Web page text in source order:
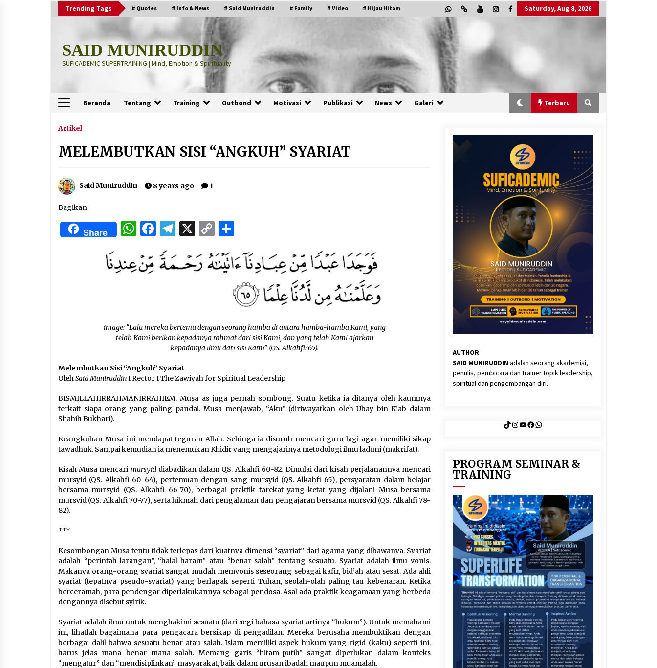
Trending Tags # Quotes # Info & News # Said Muniruddin # Family # Video # Hijau Hitam Saturday, Aug 8, 2026
SAID MUNIRUDDIN
SUFICADEMIC SUPERTRAINING | Mind, Emotion & Spirituality
Beranda Tentang Training Outbond Motivasi Publikasi News Galeri Terbaru
Terbaru
“Thuma’ninah”: Cara Agama
PRABOWO!
“One Piece”, Cara Barat Mengejar
2 months ago
3 months ago
“Allahukrasi”: The Power of
Management!
3 months ago
Menjadi Manusia Visioner dan
Beretika
3 months ago
3 months ago
Said Muniruddin Latih Mental dan
Spiritual 80 Siswa YPHC
3 months ago
SELVi: Sebuah Model Motivasi
dalam Kepemimpinan Bisnis
Eksistensi Iran dalam Tiga Ayat:
Memahami Aliansi Yahudi dan
Kristen dalam Dinamika Nubuwwat
4 months ago
Artikel
MELEMBUTKAN SISI “ANGKUH” SYARIAT
Said Muniruddin 8 years ago 1
Bagikan:
Share WhatsApp
Facebook
Telegram
X Copy
image: “Lalu mereka bertemu dengan seorang hamba di antara hamba-hamba Kami, yang
telah Kami berikan kepadanya rahmat dari sisi Kami, dan yang telah Kami ajarkan
kepadanya ilmu dari sisi Kami” (QS. Alkahfi: 65).
Melembutkan Sisi “Angkuh” Syariat
OlehSaid MuniruddinI Rector I The Zawiyah for Spiritual Leadership
BISMILLAHIRRAHMANIRRAHIEM. Musa as juga pernah sombong. Suatu ketika ia ditanya oleh kaumnya
terkait siapa orang yang paling pandai. Musa menjawab, “Aku” (diriwayatkan oleh Ubay bin K’ab dalam
Shahih Bukhari).
Keangkuhan Musa ini mendapat teguran Allah. Sehinga ia disuruh mencari guru lagi agar memiliki sikap
tawadhuk. Sampai kemudian ia menemukan Khidir yang mengajarinya metodologi ilmu laduni (makrifat).
Kisah Musa mencari mursyid diabadikan dalam QS. Alkahfi 60-82.Dimulai dari kisah perjalanannya mencari
mursyid (QS. Alkahfi 60-64), pertemuan dengan sang mursyid (QS. Alkahfi 65), persyaratan dalam belajar
bersama mursyid (QS. Alkahfi 66-70), berbagai praktik tarekat yang ketat yang dijalani Musa bersama
mursyid (QS. Alkahfi 70-77), serta hikmah dari pengalaman dan pengajaran bersama mursyid (QS. Alkahfi 78-
82).
***
Kesombongan Musa tentu tidak terlepas dari kuatnya dimensi “syariat” dari agama yang dibawanya. Syariat
adalah “perintah-larangan”, “halal-haram” atau “benar-salah” tentang sesuatu. Syariat adalah ilmu vonis.
Makanya orang-orang syariat sangat mudah memvonis seseorang sebagai kafir, bid’ah atau sesat. Ada ahli
syariat (tepatnya pseudo-syariat) yang berlagak seperti Tuhan, seolah-olah paling tau kebenaran. Ketika
berceramah, para pendengar diperlakukannya sebagai pendosa. Asal ada praktik keagamaan yang berbeda
dengannya disebut syirik.
Syariat adalah ilmu untuk menghakimi sesuatu (dari segi bahasa syariat artinya “hukum”). Untuk memahami
ini, lihatlah bagaimana para pengacara bersikap di pengadilan. Mereka berusaha membuktikan dengan
berbagai dalil bahwa sesuatu benar atau salah. Islam memiliki aspek hukum yang rigid (kaku) seperti ini,
harus jelas mana benar mana salah. Memang garis “hitam-putih” sangat diperlukan dalam konteks
“mengatur” dan “mendisiplinkan” masyarakat, baik dalam urusan ibadah maupun muamalah.
AUTHOR
SAID MUNIRUDDINadalah seorang akademisi,
penulis, pembicara dan trainer topik leadership,
spiritual dan pengembangan diri.
TikTok
Instagram
YouTube
Facebook
WhatsApp
PROGRAM SEMINAR &
TRAINING